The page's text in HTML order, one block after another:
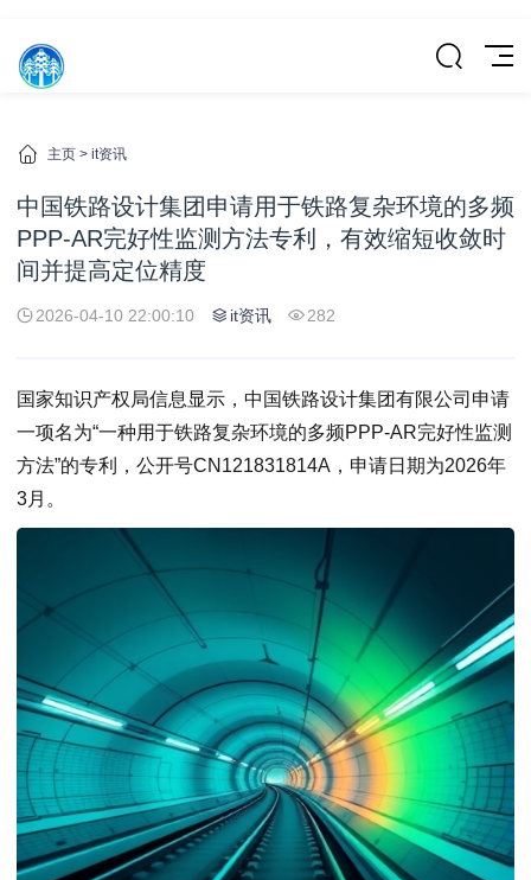
主页 > it资讯
中国铁路设计集团申请用于铁路复杂环境的多频
PPP-AR完好性监测方法专利，有效缩短收敛时
间并提高定位精度
2026-04-10 22:00:10 it资讯 282
国家知识产权局信息显示，中国铁路设计集团有限公司申请
一项名为“一种用于铁路复杂环境的多频PPP-AR完好性监测
方法”的专利，公开号CN121831814A，申请日期为2026年
3月。